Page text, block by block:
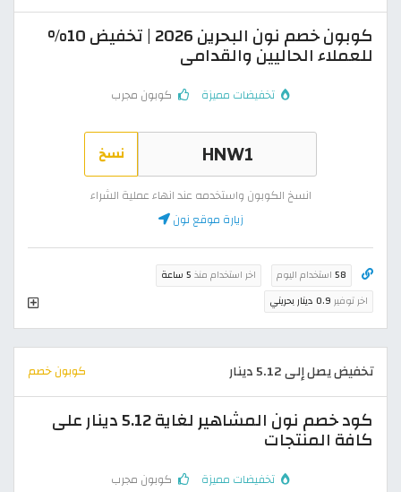
كوبون خصم نون البحرين 2026 | تخفيض 10%
للعملاء الحاليين والقدامى
تخفيضات مميزة كوبون مجرب
نسخ
انسخ الكوبون واستخدمه عند انهاء عملية الشراء
زيارة موقع نون
58 استخدام اليوم اخر استخدام منذ 5 ساعة
اخر توفير 0.9 دينار بحريني
تخفيض يصل إلى 5.12 دينار كوبون خصم
كود خصم نون المشاهير لغاية 5.12 دينار على
كافة المنتجات
تخفيضات مميزة كوبون مجرب